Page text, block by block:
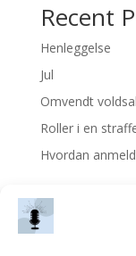
Recent
Henleggelse
Jul
Omvendt
Roller i en
Hvordan
Recent
No comments